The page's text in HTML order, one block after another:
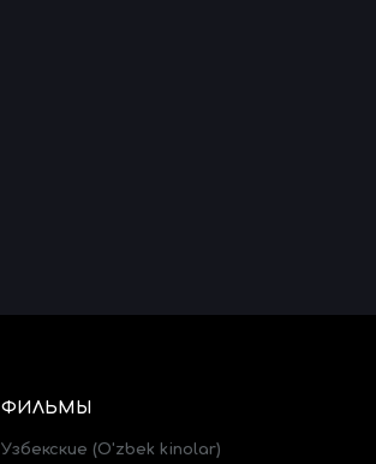
ФИЛЬМЫ
Узбекские (O'zbek kinolar)